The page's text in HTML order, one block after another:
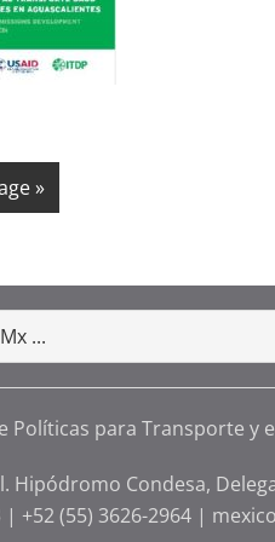
»
Hipódromo Condesa,
| +52 (55) 3626-2964 |